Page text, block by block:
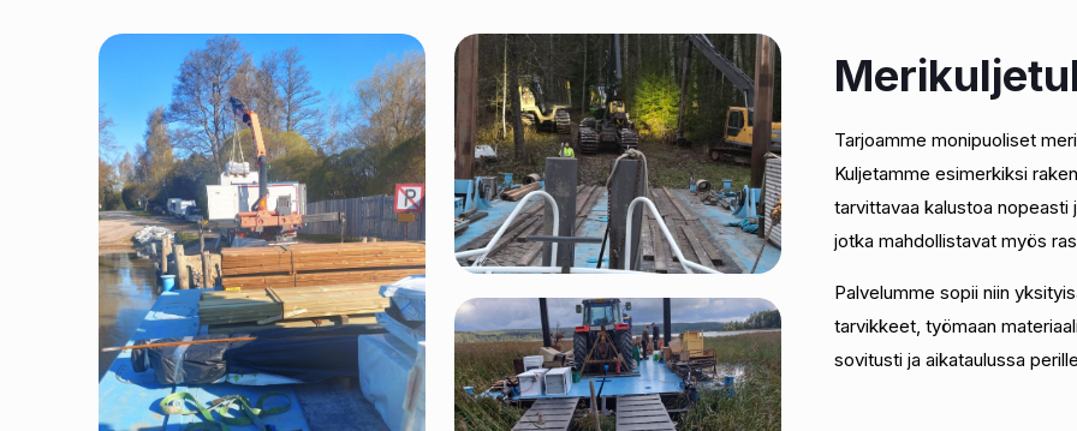
Tarjoamme monipuoliset
Kuljetamme esimerkiksi
tarvittavaa kalustoa
jotka mahdollistavat myös
Palvelumme sopii niin
tarvikkeet, työmaan
sovitusti ja aikataulussa